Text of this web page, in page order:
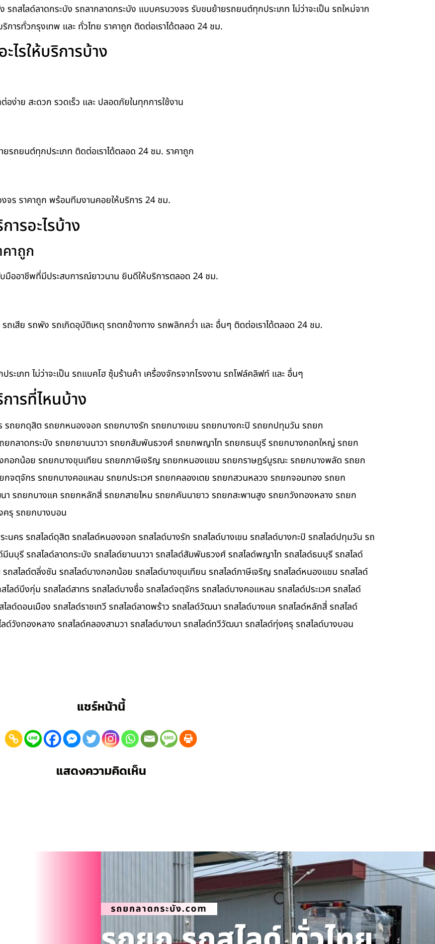
ถสไลด์ลาดกระบัง รถลากลาดกระบัง แบบครบวงจร รับขนย้ายรถยนต์ทุกประเภท ไม่ว่าจะเป็น รถใหม่จาก
ารทั่วกรุงเทพ และ ทั่วไทย ราคาถูก ติดต่อเราได้ตลอด 24 ชม.
รให้บริการบ้าง
ง่าย สะดวก รวดเร็ว และ ปลอดภัยในทุกการใช้งาน
รถยนต์ทุกประเภท ติดต่อเราได้ตลอด 24 ชม. ราคาถูก
จร ราคาถูก พร้อมทีมงานคอยให้บริการ 24 ชม.
รอะไรบ้าง
าถูก
ออาชีพที่มีประสบการณ์ยาวนาน ยินดีให้บริการตลอด 24 ชม.
ถเสีย รถพัง รถเกิดอุบัติเหตุ รถตกข้างทาง รถพลิกคว่ำ และ อื่นๆ ติดต่อเราได้ตลอด 24 ชม.
ะเภท ไม่ว่าจะเป็น รถแบคโฮ ซุ้มร้านค้า เครื่องจักรจากโรงงาน รถโฟล์คลิฟท์ และ อื่นๆ
ารที่ไหนบ้าง
รถยกดุสิต รถยกหนองจอก รถยกบางรัก รถยกบางเขน รถยกบางกะปิ รถยกปทุมวัน รถยก
กลาดกระบัง รถยกยานนาวา รถยกสัมพันธวงศ์ รถยกพญาไท รถยกธนบุรี รถยกบางกอกใหญ่ รถยก
อกน้อย รถยกบางขุนเทียน รถยกภาษีเจริญ รถยกหนองแขม รถยกราษฎร์บูรณะ รถยกบางพลัด รถยก
จตุจักร รถยกบางคอแหลม รถยกประเวศ รถยกคลองเตย รถยกสวนหลวง รถยกจอมทอง รถยก
า รถยกบางแค รถยกหลักสี่ รถยกสายไหม รถยกคันนายาว รถยกสะพานสูง รถยกวังทองหลาง รถยก
ครุ รถยกบางบอน
นคร รถสไลด์ดุสิต รถสไลด์หนองจอก รถสไลด์บางรัก รถสไลด์บางเขน รถสไลด์บางกะปิ รถสไลด์ปทุมวัน รถ
นบุรี รถสไลด์ลาดกระบัง รถสไลด์ยานนาวา รถสไลด์สัมพันธวงศ์ รถสไลด์พญาไท รถสไลด์ธนบุรี รถสไลด์
ถสไลด์ตลิ่งชัน รถสไลด์บางกอกน้อย รถสไลด์บางขุนเทียน รถสไลด์ภาษีเจริญ รถสไลด์หนองแขม รถสไลด์
ด์บึงกุ่ม รถสไลด์สาทร รถสไลด์บางซื่อ รถสไลด์จตุจักร รถสไลด์บางคอแหลม รถสไลด์ประเวศ รถสไลด์
ด์ดอนเมือง รถสไลด์ราชเทวี รถสไลด์ลาดพร้าว รถสไลด์วัฒนา รถสไลด์บางแค รถสไลด์หลักสี่ รถสไลด์
ด์วังทองหลาง รถสไลด์คลองสามวา รถสไลด์บางนา รถสไลด์ทวีวัฒนา รถสไลด์ทุ่งครุ รถสไลด์บางบอน
แชร์หน้านี้
แสดงความคิดเห็น
รถยกลาดกระบัง.com